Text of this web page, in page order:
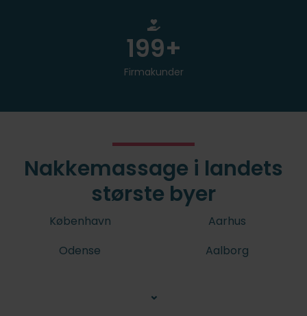
Firmakunder
200+
Nakkemassage i landets
største byer
København
Aarhus
Odense
Aalborg
⌄